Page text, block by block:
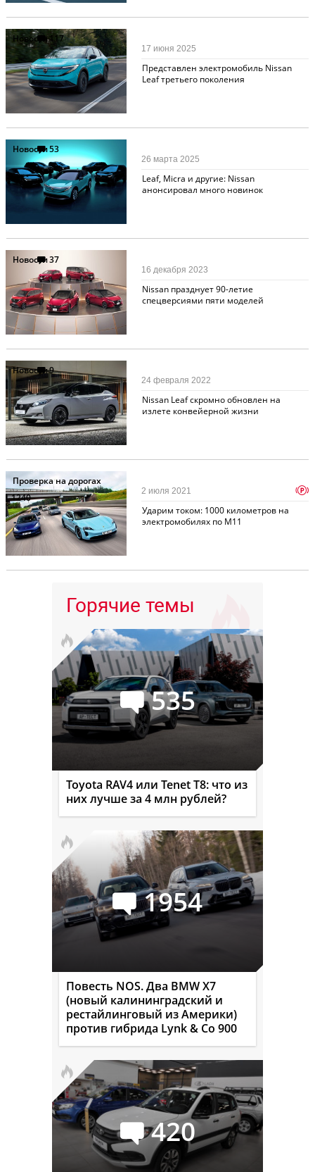
Новости117
Представлен электромобиль Nissan
Leaf третьего поколения
17 июня 2025
Новости53
Leaf, Micra и другие: Nissan
анонсировал много новинок
26 марта 2025
Новости37
Nissan празднует 90-летие
спецверсиями пяти моделей
16 декабря 2023
Новости9
Nissan Leaf скромно обновлен на
излете конвейерной жизни
24 февраля 2022
Проверка на дорогах
1240
Ударим током: 1000 километров на
электромобилях по М11
2 июля 2021 p
Горячие темы
535
Toyota RAV4 или Tenet T8: что из
них лучше за 4 млн рублей?
1954
Повесть NOS. Два BMW X7
(новый калининградский и
рестайлинговый из Америки)
против гибрида Lynk & Co 900
420